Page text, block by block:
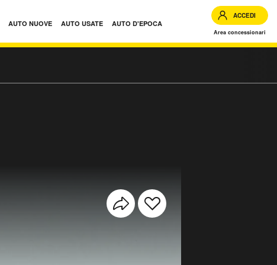
AUTO NUOVE AUTO USATE AUTO D'EPOCA
ACCEDI
Area concessionari